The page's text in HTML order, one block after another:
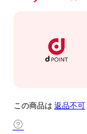
この商品は 返品不可